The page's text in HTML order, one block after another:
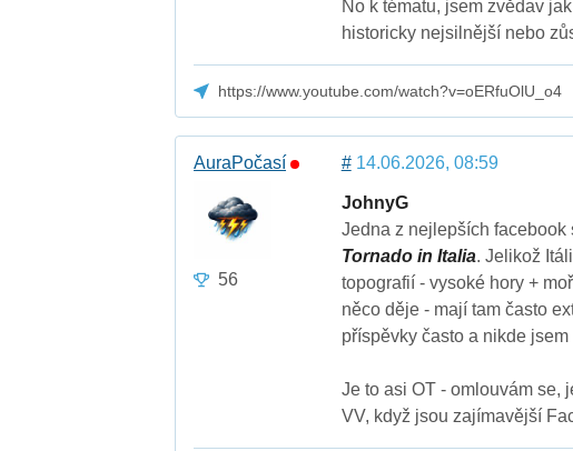
No k tématu, jsem zvědav
historicky nejsilnější nebo
https://www.youtube.com/watch?v=oERfuOlU_o4
AuraPočasí
56
#14.06.2026, 08:59
JohnyG
Jedna z nejlepších
Tornado in Italia. Jelikož
topografií - vysoké hory +
něco děje - mají tam často
příspěvky často a nikde
Je to asi OT - omlouvám se,
VV, když jsou zajímavější